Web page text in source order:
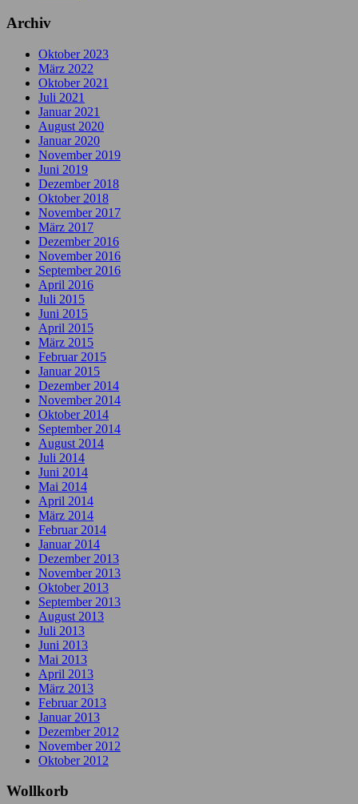
Archiv
Oktober 2023
März 2022
Oktober 2021
Juli 2021
Januar 2021
August 2020
Januar 2020
November 2019
Juni 2019
Dezember 2018
Oktober 2018
November 2017
März 2017
Dezember 2016
November 2016
September 2016
April 2016
Juli 2015
Juni 2015
April 2015
März 2015
Februar 2015
Januar 2015
Dezember 2014
November 2014
Oktober 2014
September 2014
August 2014
Juli 2014
Juni 2014
Mai 2014
April 2014
März 2014
Februar 2014
Januar 2014
Dezember 2013
November 2013
Oktober 2013
September 2013
August 2013
Juli 2013
Juni 2013
Mai 2013
April 2013
März 2013
Februar 2013
Januar 2013
Dezember 2012
November 2012
Oktober 2012
Wollkorb